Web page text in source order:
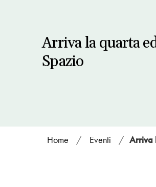
Arriva la quarta
Spazio
Home / Eventi / Arriva